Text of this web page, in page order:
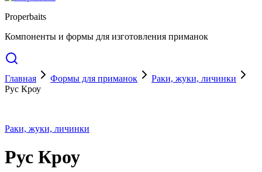
Properbaits
Компоненты и формы для изготовления приманок
Главная Формы для приманок
Раки, жуки, личинки
Рус Кроу
Раки, жуки, личинки
Рус Кроу